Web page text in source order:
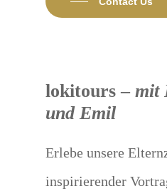
lokitours –mit
und Emil
Erlebe unsere
inspirierender